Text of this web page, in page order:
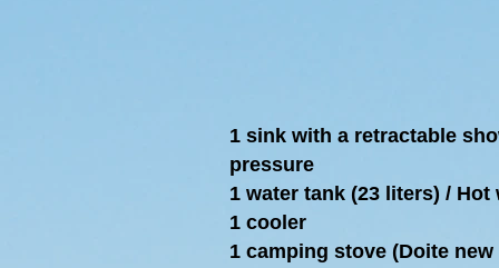
1 sink with a retractable
pressure
1 water tank (23 liters) / Hot
1 cooler
1 camping stove (Doite